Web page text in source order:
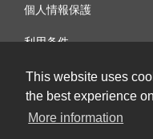
This website uses
the best experience
More information
個人情報保護
利用条件
お問合せ